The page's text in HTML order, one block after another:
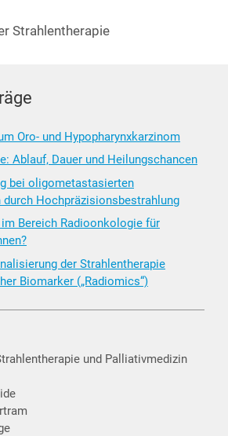
Strahlentherapie
Oro- und Hypopharynxkarzinom
Ablauf, Dauer und Heilungschancen
bei oligometastasierten
durch Hochpräzisionsbestrahlung
Bereich Radioonkologie für
der Strahlentherapie
Biomarker („Radiomics“)
und Palliativmedizin